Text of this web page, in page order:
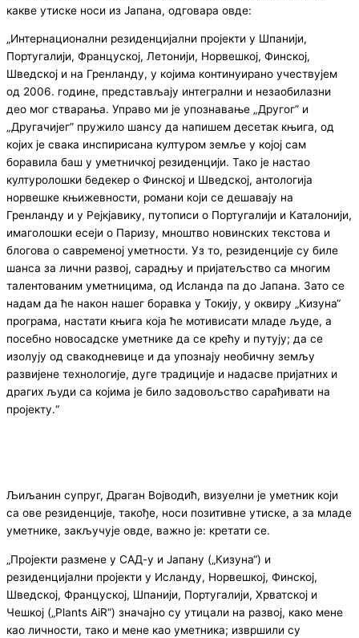
какве утиске носи из Јапана, одговара овде:
„Интернационални резиденцијални пројекти у Шпанији,
Португалији, Француској, Летонији, Норвешкој, Финској,
Шведској и на Гренланду, у којима континуирано учествујем
од 2006. године, представљају интегрални и незаобилазни
део мог стварања. Управо ми је упознавање „Другог” и
„Другачијег” пружило шансу да напишем десетак књига, од
којих је свака инспирисана културом земље у којој сам
боравила баш у уметничкој резиденцији. Тако је настао
културолошки бедекер о Финској и Шведској, антологија
норвешке књижевности, романи који се дешавају на
Гренланду и у Рејкјавику, путописи о Португалији и Каталонији,
имаголошки есеји о Паризу, мноштво новинских текстова и
блогова о савременој уметности. Уз то, резиденције су биле
шанса за лични развој, сарадњу и пријатељство са многим
талентованим уметницима, од Исланда па до Јапана. Зато се
надам да ће након нашег боравка у Токију, у оквиру „Кизуна“
програма, настати књига која ће мотивисати младе људе, а
посебно новосадске уметнике да се крећу и путују; да се
изолују од свакодневице и да упознају необичну земљу
развијене технологије, дуге традиције и надасве пријатних и
драгих људи са којима је било задовољство сарађивати на
пројекту.“
Љиљанин супруг, Драган Војводић, визуелни је уметник који
са ове резиденције, такође, носи позитивне утиске, а за младе
уметнике, закључује овде, важно је: кретати се.
„Пројекти размене у САД-у и Јапану („Кизуна“) и
резиденцијални пројекти у Исланду, Норвешкој, Финској,
Шведској, Француској, Шпанији, Португалији, Хрватској и
Чешкој („Plants AiR“) значајно су утицали на развој, како мене
као личности, тако и мене као уметника; извршили су